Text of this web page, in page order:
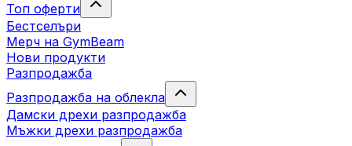
Топ оферти
Бестселъри
Мерч на GymBeam
Нови продукти
Разпродажба
Разпродажба на облекла
Дамски дрехи разпродажба
Мъжки дрехи разпродажба